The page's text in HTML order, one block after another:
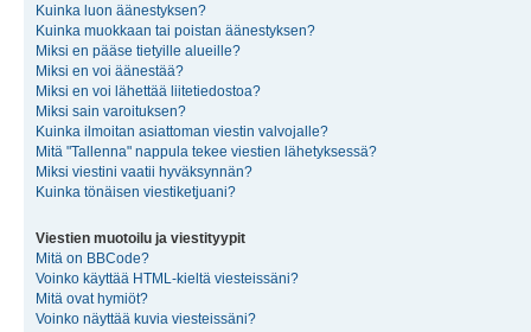
Kuinka luon äänestyksen?
Kuinka muokkaan tai poistan äänestyksen?
Miksi en pääse tietyille alueille?
Miksi en voi äänestää?
Miksi en voi lähettää liitetiedostoa?
Miksi sain varoituksen?
Kuinka ilmoitan asiattoman viestin valvojalle?
Mitä "Tallenna" nappula tekee viestien lähetyksessä?
Miksi viestini vaatii hyväksynnän?
Kuinka tönäisen viestiketjuani?
Viestien muotoilu ja viestityypit
Mitä on BBCode?
Voinko käyttää HTML-kieltä viesteissäni?
Mitä ovat hymiöt?
Voinko näyttää kuvia viesteissäni?